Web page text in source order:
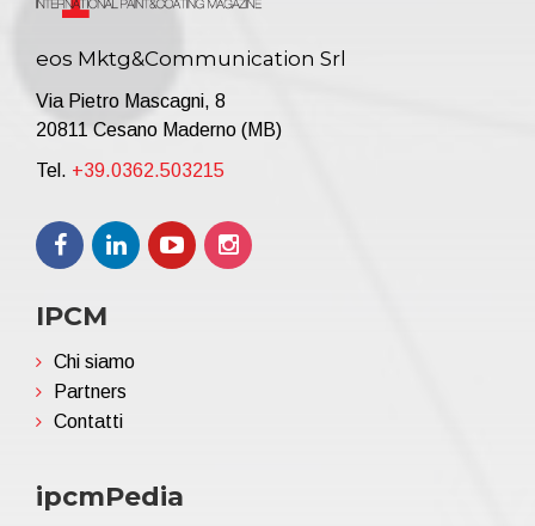
eos Mktg&Communication Srl
Via Pietro Mascagni, 8
20811 Cesano Maderno (MB)
Tel. +39.0362.503215
IPCM
Chi siamo
Partners
Contatti
ipcmPedia